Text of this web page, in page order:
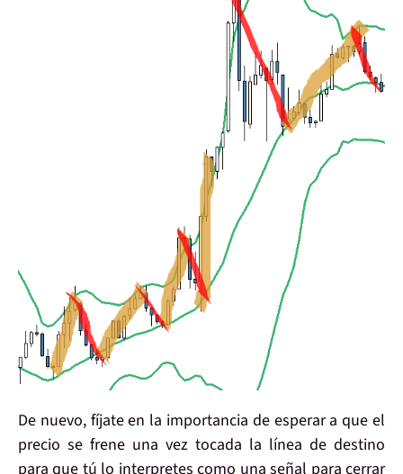
De nuevo, fíjate en la importancia de esperara que el
precio se frene una vez tocada la línea de destino
para que tú lo interpretes como unaseñal para cerrar